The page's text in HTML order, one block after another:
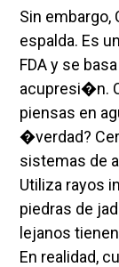
Sin
espalda. Es
FDA y se
acupresi�n.
piensas en
�verdad?
sistemas de
Utiliza rayos
piedras de
lejanos
En realidad,